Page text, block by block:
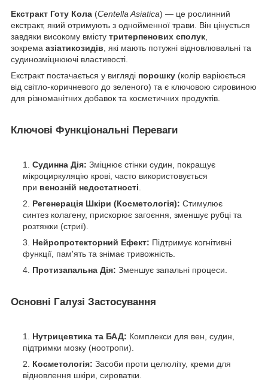
Екстракт Готу Кола (Centella Asiatica) — це рослинний
екстракт, який отримують з однойменної трави. Він цінується
завдяки високому вмісту тритерпенових сполук,
зокрема азіатикозидів, які мають потужні відновлювальні та
судинозміцнюючі властивості.
Екстракт постачається у вигляді порошку (колір варіюється
від світло-коричневого до зеленого) та є ключовою сировиною
для різноманітних добавок та косметичних продуктів.
Ключові Функціональні Переваги
Судинна Дія: Зміцнює стінки судин, покращує
мікроциркуляцію крові, часто використовується
при венозній недостатності.
Регенерація Шкіри (Косметологія): Стимулює
синтез колагену, прискорює загоєння, зменшує рубці та
розтяжки (стриї).
Нейропротекторний Ефект: Підтримує когнітивні
функції, пам'ять та знімає тривожність.
Протизапальна Дія: Зменшує запальні процеси.
Основні Галузі Застосування
Нутрицевтика та БАД: Комплекси для вен, судин,
підтримки мозку (ноотропи).
Косметологія: Засоби проти целюліту, креми для
відновлення шкіри, сироватки.